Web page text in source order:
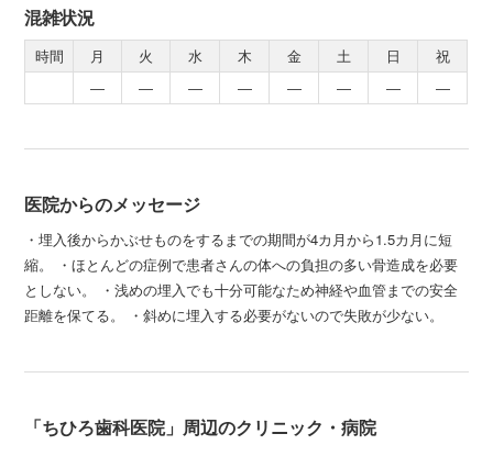
混雑状況
時間 月 火 水 木 金 土 日
祝
―
― ― ― ― ― ― ―
医院からのメッセージ
・埋入後からかぶせものをするまでの期間が4カ月から1.5カ月に短
縮。 ・ほとんどの症例で患者さんの体への負担の多い骨造成を必要
としない。 ・浅めの埋入でも十分可能なため神経や血管までの安全
距離を保てる。 ・斜めに埋入する必要がないので失敗が少ない。
「ちひろ歯科医院」周辺のクリニック・病院